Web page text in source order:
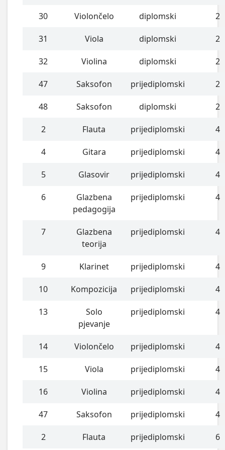
30 Violončelo diplomski 2
31 Viola diplomski 2
32 Violina diplomski 2
47 Saksofon prijediplomski 2
48 Saksofon diplomski 2
2 Flauta prijediplomski 4
4 Gitara prijediplomski 4
5 Glasovir prijediplomski 4
6
Glazbena
pedagogija
prijediplomski 4
7
Glazbena
teorija
prijediplomski 4
9 Klarinet prijediplomski 4
10 Kompozicija prijediplomski 4
13
Solo
pjevanje
prijediplomski 4
14 Violončelo prijediplomski 4
15 Viola prijediplomski 4
16 Violina prijediplomski 4
47 Saksofon prijediplomski 4
2 Flauta prijediplomski 6